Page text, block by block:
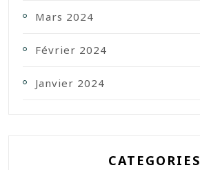
Mars 2024
Février 2024
Janvier 2024
CATEGORIES